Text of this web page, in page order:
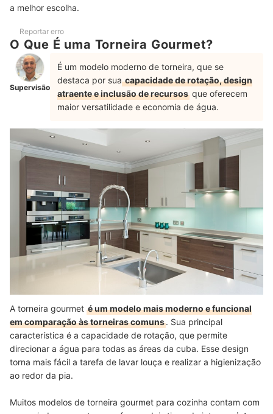
Como Escolher as Bitolas da Torneira? É Possível Usar Adaptadores?
Perguntas Frequentes sobre Torneiras Gourmet
Qual a Função de uma Torneira Gourmet?
O que Fazer Quando Sai Pouca Água na Torneira?
Quais São os Benefícios de uma Torneira Elétrica?
Confira Outras Opções de Torneiras para a Sua Cozinha
a melhor escolha.
Reportar erro
O Que É uma Torneira Gourmet?
Supervisão
É um modelo moderno de torneira, que se
destaca por suacapacidade de rotação, design
atraente e inclusão de recursos que oferecem
maior versatilidade e economia de água.
A torneira gourmet é um modelo mais moderno e funcional
em comparação às torneiras comuns. Sua principal
característica é a capacidade de rotação, que permite
direcionar a água para todas as áreas da cuba. Esse design
torna mais fácil a tarefa de lavar louça e realizar a higienização
ao redor da pia.
Muitos modelos de torneira gourmet para cozinha contam com